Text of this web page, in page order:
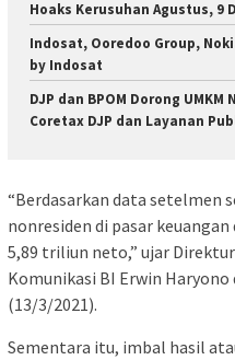
Hoaks Kerusuhan Agustus, 9
Indosat, Ooredoo Group,
by Indosat
DJP dan BPOM Dorong
Coretax DJP dan Layanan
“Berdasarkan data setelmen
nonresiden di pasar
5,89 triliun neto,” ujar
Komunikasi BI Erwin
(13/3/2021).
Sementara itu, imbal hasil